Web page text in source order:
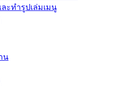
ะทำรูปเล่มเมนู
น